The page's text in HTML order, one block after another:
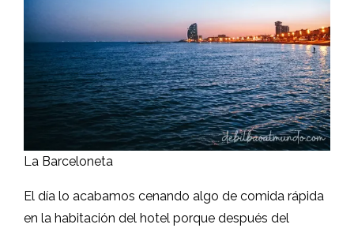
La Barceloneta
El día lo acabamos cenando algo de comida rápida
en la habitación del hotel porque después del